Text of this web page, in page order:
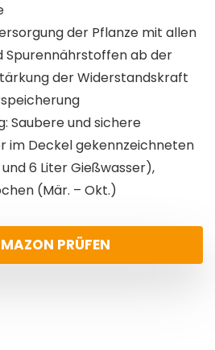
der Pflanze mit allen
Spurennährstoffen ab der
der Widerstandskraft
Saubere und sichere
im Deckel gekennzeichneten
6 Liter Gießwasser),
(Mär. – Okt.)
PRÜFEN